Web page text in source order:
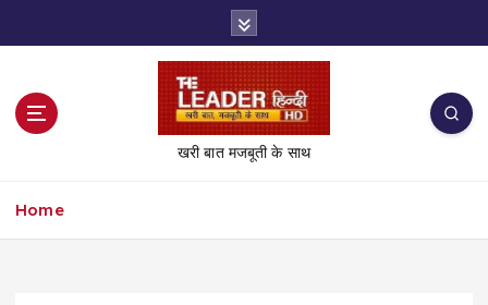
t
खरी बात मजबूती के साथ
Home